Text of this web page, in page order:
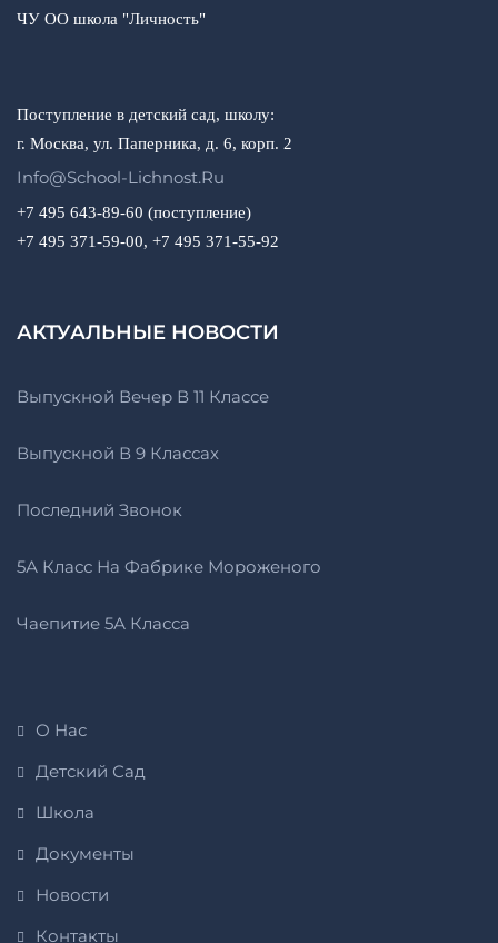
ЧУ ОО школа "Личность"
Поступление в детский сад, школу:
г. Москва, ул. Паперника, д. 6, корп. 2
Info@school-Lichnost.ru
+7 495 643-89-60 (поступление)
+7 495 371-59-00, +7 495 371-55-92
АКТУАЛЬНЫЕ НОВОСТИ
Выпускной Вечер В 11 Классе
Выпускной В 9 Классах
Последний Звонок
5А Класс На Фабрике Мороженого
Чаепитие 5А Класса
О Нас
Детский Сад
Школа
Документы
Новости
Контакты